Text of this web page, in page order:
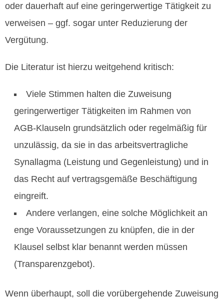
oder dauerhaft auf eine geringerwertige Tätigkeit zu
verweisen – ggf. sogar unter Reduzierung der
Vergütung.
Die Literatur ist hierzu weitgehend kritisch:
Viele Stimmen halten die Zuweisung
geringerwertiger Tätigkeiten im Rahmen von
AGB‑Klauseln grundsätzlich oder regelmäßig für
unzulässig, da sie in das arbeitsvertragliche
Synallagma (Leistung und Gegenleistung) und in
das Recht auf vertragsgemäße Beschäftigung
eingreift.
Andere verlangen, eine solche Möglichkeit an
enge Voraussetzungen zu knüpfen, die in der
Klausel selbst klar benannt werden müssen
(Transparenzgebot).
Wenn überhaupt, soll die vorübergehende Zuweisung